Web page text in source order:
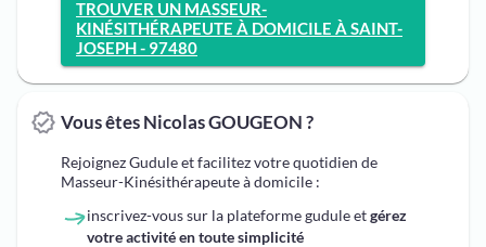
TROUVER UN MASSEUR-
KINÉSITHÉRAPEUTE À DOMICILE À SAINT-
JOSEPH - 97480
Vous êtes Nicolas GOUGEON ?
Rejoignez Gudule et facilitez votre quotidien de
Masseur-Kinésithérapeute à domicile :
inscrivez-vous sur la plateforme gudule etgérez
votre activité en toute simplicité